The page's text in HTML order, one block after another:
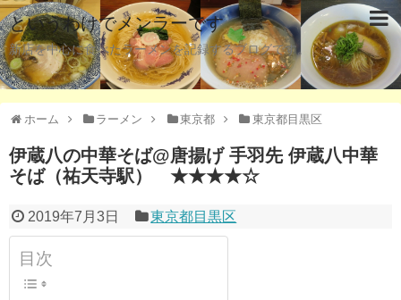
というわけでメンラーです
新店を中心に食べたラーメンを記録するブログです。
ホーム ラーメン 東京都 東京都目黒区
伊蔵八の中華そば@唐揚げ 手羽先 伊蔵八中華
そば（祐天寺駅） ★★★★☆
2019年7月3日 東京都目黒区
目次